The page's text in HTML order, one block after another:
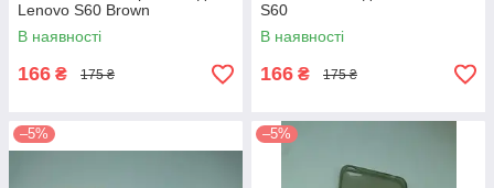
Lenovo S60 Brown
В наявності
166 ₴ 175 ₴
S60
В наявності
166 ₴ 175 ₴
–5% –5%